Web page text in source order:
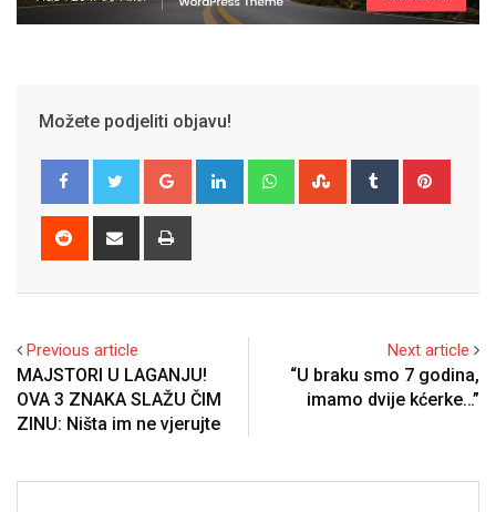
Možete podjeliti objavu!
Google+ LinkedIn WhatsappStumbleUpon
Tumblr
Reddit
Share
Previous article
MAJSTORI U LAGANJU!
OVA 3 ZNAKA SLAŽU ČIM
ZINU: Ništa im ne vjerujte
Next article
“U braku smo 7 godina,
imamo dvije kćerke…”